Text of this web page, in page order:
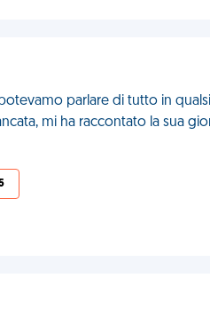
parlare di tutto in
mi ha raccontato la sua